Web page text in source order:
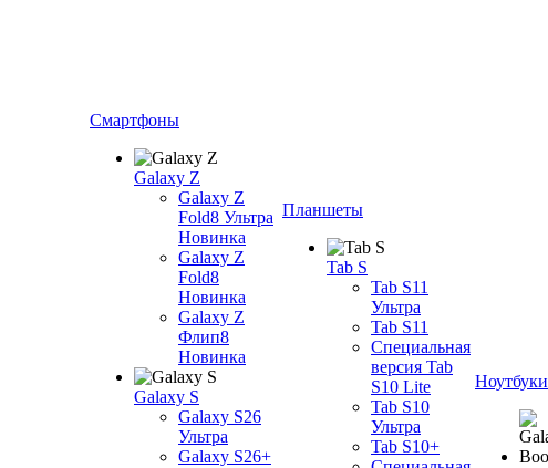
Смартфоны
Galaxy Z
Galaxy Z
Fold8 Ультра
Новинка
Galaxy Z
Fold8
Новинка
Galaxy Z
Флип8
Новинка
Galaxy S
Galaxy S26
Ультра
Galaxy S26+
Планшеты
Tab S
Tab S11
Ультра
Tab S11
Специальная
версия Tab
S10 Lite
Tab S10
Ультра
Tab S10+
Ноутбуки